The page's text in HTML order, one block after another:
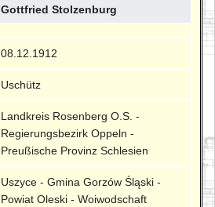
Gottfried Stolzenburg
08.12.1912
Uschütz
Landkreis Rosenberg O.S. -
Regierungsbezirk Oppeln -
Preußische Provinz Schlesien
Uszyce - Gmina Gorzów Śląski -
Powiat Oleski - Woiwodschaft